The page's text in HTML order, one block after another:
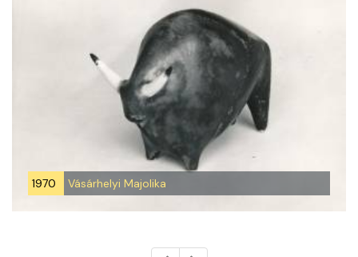
1970 Vásárhelyi Majolika